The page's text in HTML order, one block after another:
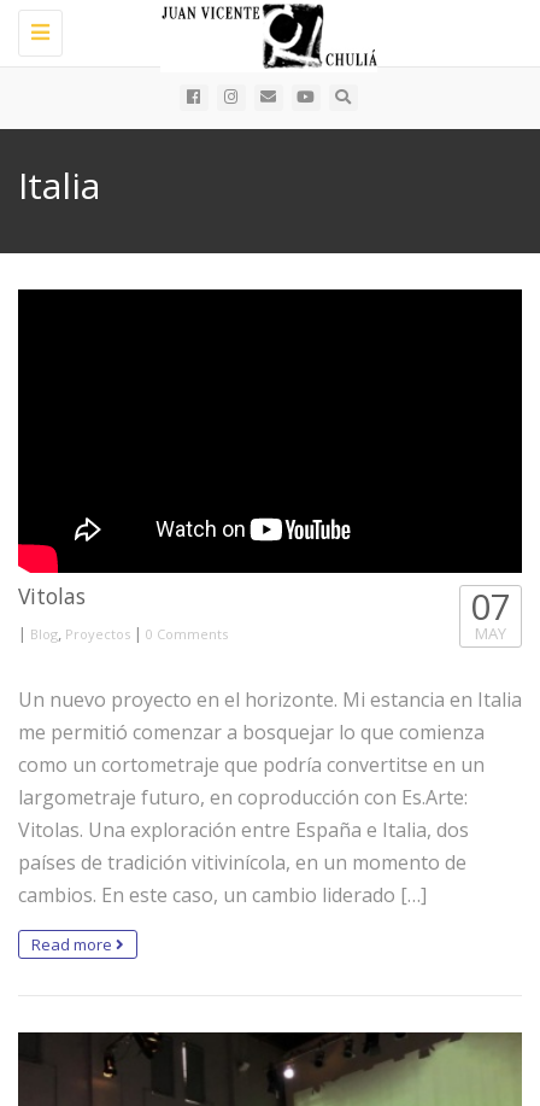
Toggle
navigation
Italia
Vitolas
| Blog, Proyectos | 0 Comments
07
MAY
Un nuevo proyecto en el horizonte. Mi estancia en Italia
me permitió comenzar a bosquejar lo que comienza
como un cortometraje que podría convertitse en un
largometraje futuro, en coproducción con Es.Arte:
Vitolas. Una exploración entre España e Italia, dos
países de tradición vitivinícola, en un momento de
cambios. En este caso, un cambio liderado […]
Read more